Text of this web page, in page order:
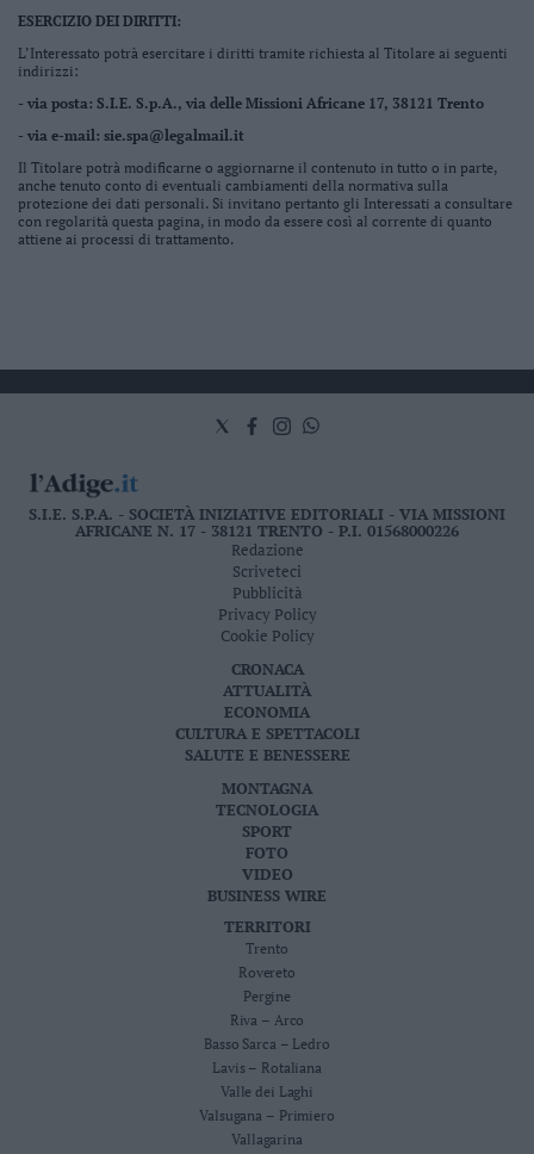
ESERCIZIO DEI DIRITTI:
L’Interessato potrà esercitare i diritti tramite richiesta al Titolare ai seguenti
indirizzi:
- via posta: S.I.E. S.p.A., via delle Missioni Africane 17, 38121 Trento
- via e-mail: sie.spa@legalmail.it
Il Titolare potrà modificarne o aggiornarne il contenuto in tutto o in parte,
anche tenuto conto di eventuali cambiamenti della normativa sulla
protezione dei dati personali. Si invitano pertanto gli Interessati a consultare
con regolarità questa pagina, in modo da essere così al corrente di quanto
attiene ai processi di trattamento.
S.I.E. S.P.A. - SOCIETÀ INIZIATIVE EDITORIALI - VIA MISSIONI
AFRICANE N. 17 - 38121 TRENTO - P.I. 01568000226
Redazione
Scriveteci
Pubblicità
Privacy Policy
Cookie Policy
CRONACA
ATTUALITÀ
ECONOMIA
CULTURA E SPETTACOLI
SALUTE E BENESSERE
MONTAGNA
TECNOLOGIA
SPORT
FOTO
VIDEO
BUSINESS WIRE
TERRITORI
Trento
Rovereto
Pergine
Riva – Arco
Basso Sarca – Ledro
Lavis – Rotaliana
Valle dei Laghi
Valsugana – Primiero
Vallagarina